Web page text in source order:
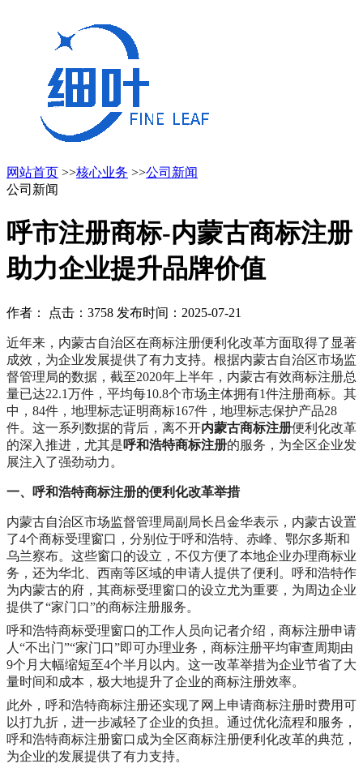
网站首页 >>核心业务 >>公司新闻
公司新闻
呼市注册商标-内蒙古商标注册
助力企业提升品牌价值
作者： 点击：3758 发布时间：2025-07-21
近年来，内蒙古自治区在商标注册便利化改革方面取得了显著
成效，为企业发展提供了有力支持。根据内蒙古自治区市场监
督管理局的数据，截至2020年上半年，内蒙古有效商标注册总
量已达22.1万件，平均每10.8个市场主体拥有1件注册商标。其
中，84件，地理标志证明商标167件，地理标志保护产品28
件。这一系列数据的背后，离不开内蒙古商标注册便利化改革
的深入推进，尤其是呼和浩特商标注册的服务，为全区企业发
展注入了强劲动力。
一、呼和浩特商标注册的便利化改革举措
内蒙古自治区市场监督管理局副局长吕金华表示，内蒙古设置
了4个商标受理窗口，分别位于呼和浩特、赤峰、鄂尔多斯和
乌兰察布。这些窗口的设立，不仅方便了本地企业办理商标业
务，还为华北、西南等区域的申请人提供了便利。呼和浩特作
为内蒙古的府，其商标受理窗口的设立尤为重要，为周边企业
提供了“家门口”的商标注册服务。
呼和浩特商标受理窗口的工作人员向记者介绍，商标注册申请
人“不出门”“家门口”即可办理业务，商标注册平均审查周期由
9个月大幅缩短至4个半月以内。这一改革举措为企业节省了大
量时间和成本，极大地提升了企业的商标注册效率。
此外，呼和浩特商标注册还实现了网上申请商标注册时费用可
以打九折，进一步减轻了企业的负担。通过优化流程和服务，
呼和浩特商标注册窗口成为全区商标注册便利化改革的典范，
为企业的发展提供了有力支持。